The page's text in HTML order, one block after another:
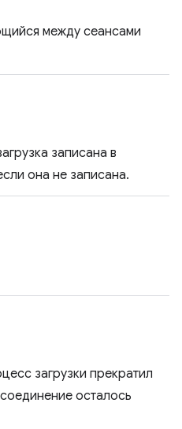
между сеансами
записана в
она не записана.
загрузки прекратил
осталось